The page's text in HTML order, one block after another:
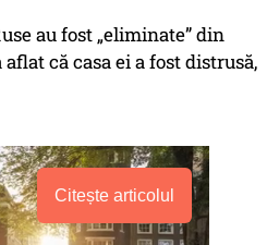
au fost „eliminate” din
că casa ei a fost distrusă,
Citește articolul